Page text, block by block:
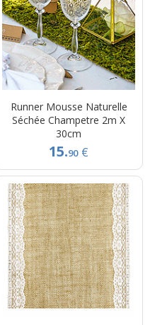
Runner Mousse Naturelle
Séchée Champetre 2m X
30cm
15.90 €